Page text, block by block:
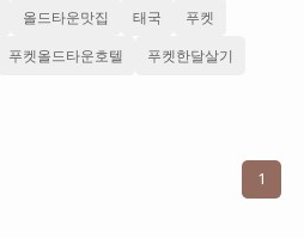
올드타운맛집 태국 푸켓
푸켓올드타운호텔 푸켓한달살기
1